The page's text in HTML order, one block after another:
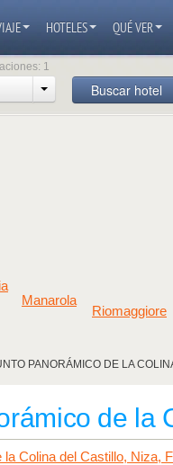
HOTELES QUÉ VER
1
Buscar hotel
Manarola
Riomaggiore
PANORÁMICO DE LA
de la